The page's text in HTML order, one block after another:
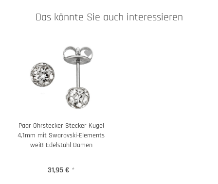
Das könnte Sie auch interessieren
Paar Ohrstecker Stecker Kugel
4,1mm mit Swarovski-Elements
weiß Edelstahl Damen
31,95 € *